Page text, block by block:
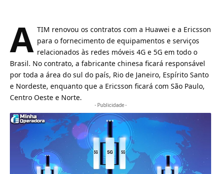
A TIM renovou os contratos com a Huawei e a Ericsson
para o fornecimento de equipamentos e serviços
relacionados às redes móveis 4G e 5G em todo o
Brasil. No contrato, a fabricante chinesa ficará responsável
por toda a área do sul do país, Rio de Janeiro, Espírito Santo
e Nordeste, enquanto que a Ericsson ficará com São Paulo,
Centro Oeste e Norte.
- Publicidade -